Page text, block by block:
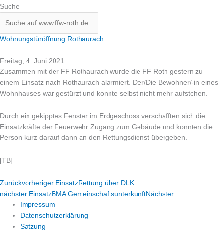
Suche
Wohnungstüröffnung Rothaurach
Freitag, 4. Juni 2021
Zusammen mit der FF Rothaurach wurde die FF Roth gestern zu
einem Einsatz nach Rothaurach alarmiert. Der/Die Bewohner/-in eines
Wohnhauses war gestürzt und konnte selbst nicht mehr aufstehen.
Durch ein gekipptes Fenster im Erdgeschoss verschafften sich die
Einsatzkräfte der Feuerwehr Zugang zum Gebäude und konnten die
Person kurz darauf dann an den Rettungsdienst übergeben.
[TB]
Zurückvorheriger EinsatzRettung über DLK
nächster EinsatzBMA GemeinschaftsunterkunftNächster
Impressum
Datenschutzerklärung
Satzung